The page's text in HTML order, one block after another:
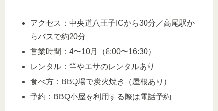
アクセス：中央道八王子ICから30分／高尾駅か
らバスで約20分
営業時間：4〜10月（8:00〜16:30）
レンタル：竿やエサのレンタルあり
食べ方：BBQ場で炭火焼き（屋根あり）
予約：BBQ小屋を利用する際は電話予約